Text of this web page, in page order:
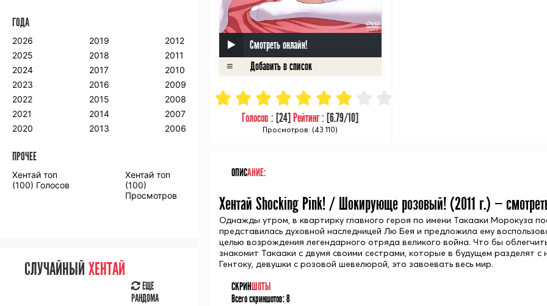
Смотреть онлайн!
Голосов : [24] Рейтинг : [6.79/10]
Просмотров: (43 110)
ОПИСАНИЕ:
Хентай Shocking Pink! / Шокирующе розовый! (2011 г.) —
Однажды утром, в квартирку главного героя по имени Такааки Морокуза
представилась духовной наследницей Лю Бея и предложила ему
целью возрождения легендарного отряда великого война. Что бы
знакомит Такааки с двумя своими сестрами, которые в будущем разделят
Гентоку, девушки с розовой шевелюрой, это завоевать весь мир.
СКРИНШОТЫ
Всего скриншотов:8
2023
2022
2021
2020
2019
2018
2017
2016
2013
2012
2011
2010
2009
2008
2005
2004
2003
2002
2001
2000
ПРОЧЕЕ
Аниме фильмы Аниме OVA
СЛУЧАЙНОЕ АНИМЕ
РАНДОМА
ГОДА
2026
2025
2024
2023
2022
2021
2020
2019
2018
2017
2016
2015
2014
2013
2012
2011
2010
2009
2008
2007
2006
ПРОЧЕЕ
Хентай топ
(100) Голосов
Хентай топ
(100)
Просмотров
СЛУЧАЙНЫЙ ХЕНТАЙ
ЕЩЕ
РАНДОМА